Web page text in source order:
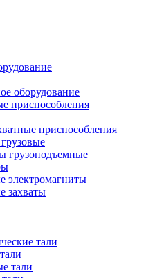
оборудование
приспособления
приспособления
грузоподъемные
электромагниты
захваты
тали
тали